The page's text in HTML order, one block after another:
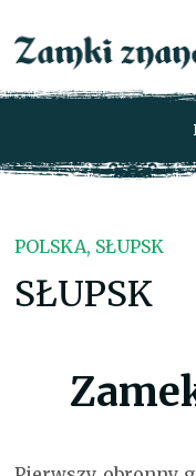
POLSKA, SŁUPSK
SŁUPSK